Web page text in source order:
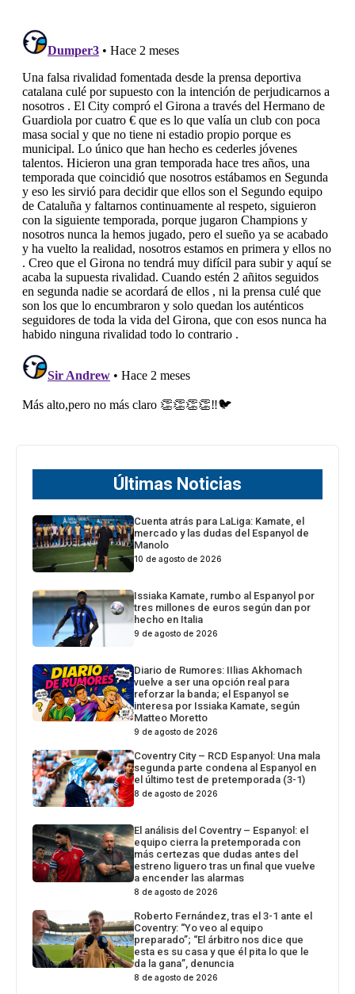
Últimas Noticias
Cuenta atrás para LaLiga: Kamate, el
mercado y las dudas del Espanyol de
Manolo
10 de agosto de 2026
Issiaka Kamate, rumbo al Espanyol por
tres millones de euros según dan por
hecho en Italia
9 de agosto de 2026
Diario de Rumores: IIlias Akhomach
vuelve a ser una opción real para
reforzar la banda; el Espanyol se
interesa por Issiaka Kamate, según
Matteo Moretto
9 de agosto de 2026
Coventry City – RCD Espanyol: Una mala
segunda parte condena al Espanyol en
el último test de pretemporada (3-1)
8 de agosto de 2026
El análisis del Coventry – Espanyol: el
equipo cierra la pretemporada con
más certezas que dudas antes del
estreno liguero tras un final que vuelve
a encender las alarmas
8 de agosto de 2026
Roberto Fernández, tras el 3-1 ante el
Coventry: “Yo veo al equipo
preparado”; “El árbitro nos dice que
esta es su casa y que él pita lo que le
da la gana”, denuncia
8 de agosto de 2026